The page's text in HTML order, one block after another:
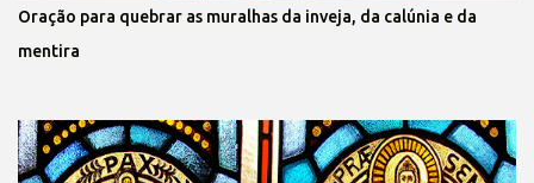
Oração para quebrar as muralhas da inveja, da calúnia e da
mentira